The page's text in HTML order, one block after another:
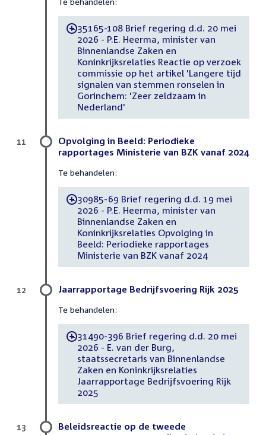
-35165-108 Brief regering d.d. 20 mei
2026 - P.E. Heerma, minister van
Binnenlandse Zaken en
Koninkrijksrelaties Reactie op verzoek
commissie op het artikel 'Langere tijd
signalen van stemmen ronselen in
Gorinchem: 'Zeer zeldzaam in
Nederland'
Opvolging in Beeld: Periodieke
rapportages Ministerie van BZK vanaf 2024
Te behandelen:
-30985-69 Brief regering d.d. 19 mei
2026 - P.E. Heerma, minister van
Binnenlandse Zaken en
Koninkrijksrelaties Opvolging in
Beeld: Periodieke rapportages
Ministerie van BZK vanaf 2024
11
Jaarrapportage Bedrijfsvoering Rijk 2025
Te behandelen:
-31490-396 Brief regering d.d. 20 mei
2026 - E. van der Burg,
staatssecretaris van Binnenlandse
Zaken en Koninkrijksrelaties
Jaarrapportage Bedrijfsvoering Rijk
2025
12
Beleidsreactie op de tweede
13